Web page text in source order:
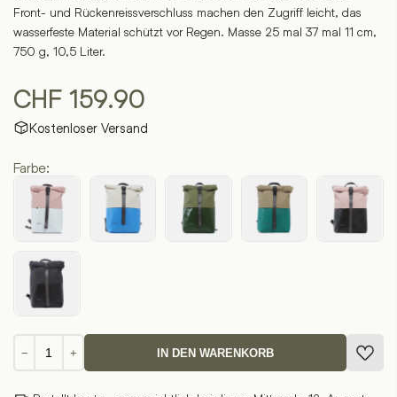
Front- und Rückenreissverschluss machen den Zugriff leicht, das
wasserfeste Material schützt vor Regen. Masse 25 mal 37 mal 11 cm,
750 g, 10,5 Liter.
CHF 159.90
Kostenloser Versand
Farbe:
−
7.1
+ IN DEN WARENKORB